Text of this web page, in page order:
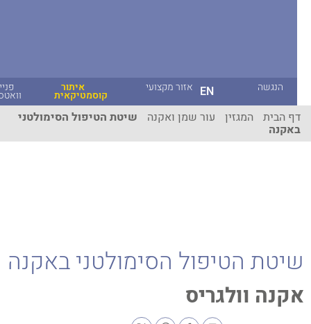
פניית
וואטסאפ
איתור
קוסמטיקאית
אזור מקצועי הנגשה
הבית המגזין עור שמן ואקנה שיטת הטיפול הסימולטני
הטיפול הסימולטני באקנה
וולגריס